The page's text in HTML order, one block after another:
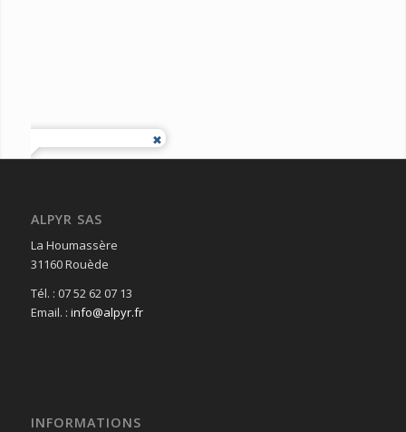
ALPYR SAS
La Houmassère
31160 Rouède
Tél. : 07 52 62 07 13
Email. : info@alpyr.fr
INFORMATIONS